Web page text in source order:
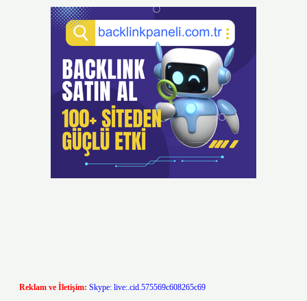
Reklam ve İletişim: Skype: live:.cid.575569c608265c69